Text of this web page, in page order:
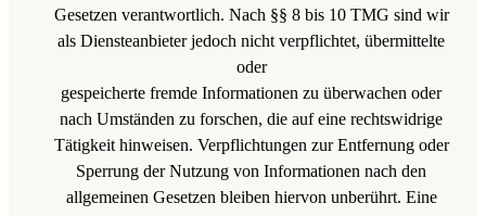
Gesetzen verantwortlich. Nach §§ 8 bis 10 TMG sind wir
als Diensteanbieter jedoch nicht verpflichtet, übermittelte
oder
gespeicherte fremde Informationen zu überwachen oder
nach Umständen zu forschen, die auf eine rechtswidrige
Tätigkeit hinweisen. Verpflichtungen zur Entfernung oder
Sperrung der Nutzung von Informationen nach den
allgemeinen Gesetzen bleiben hiervon unberührt. Eine